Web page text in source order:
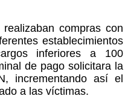
compras con
establecimientos
inferiores a 100
de pago solicitara la
incrementando así el
a las víctimas.